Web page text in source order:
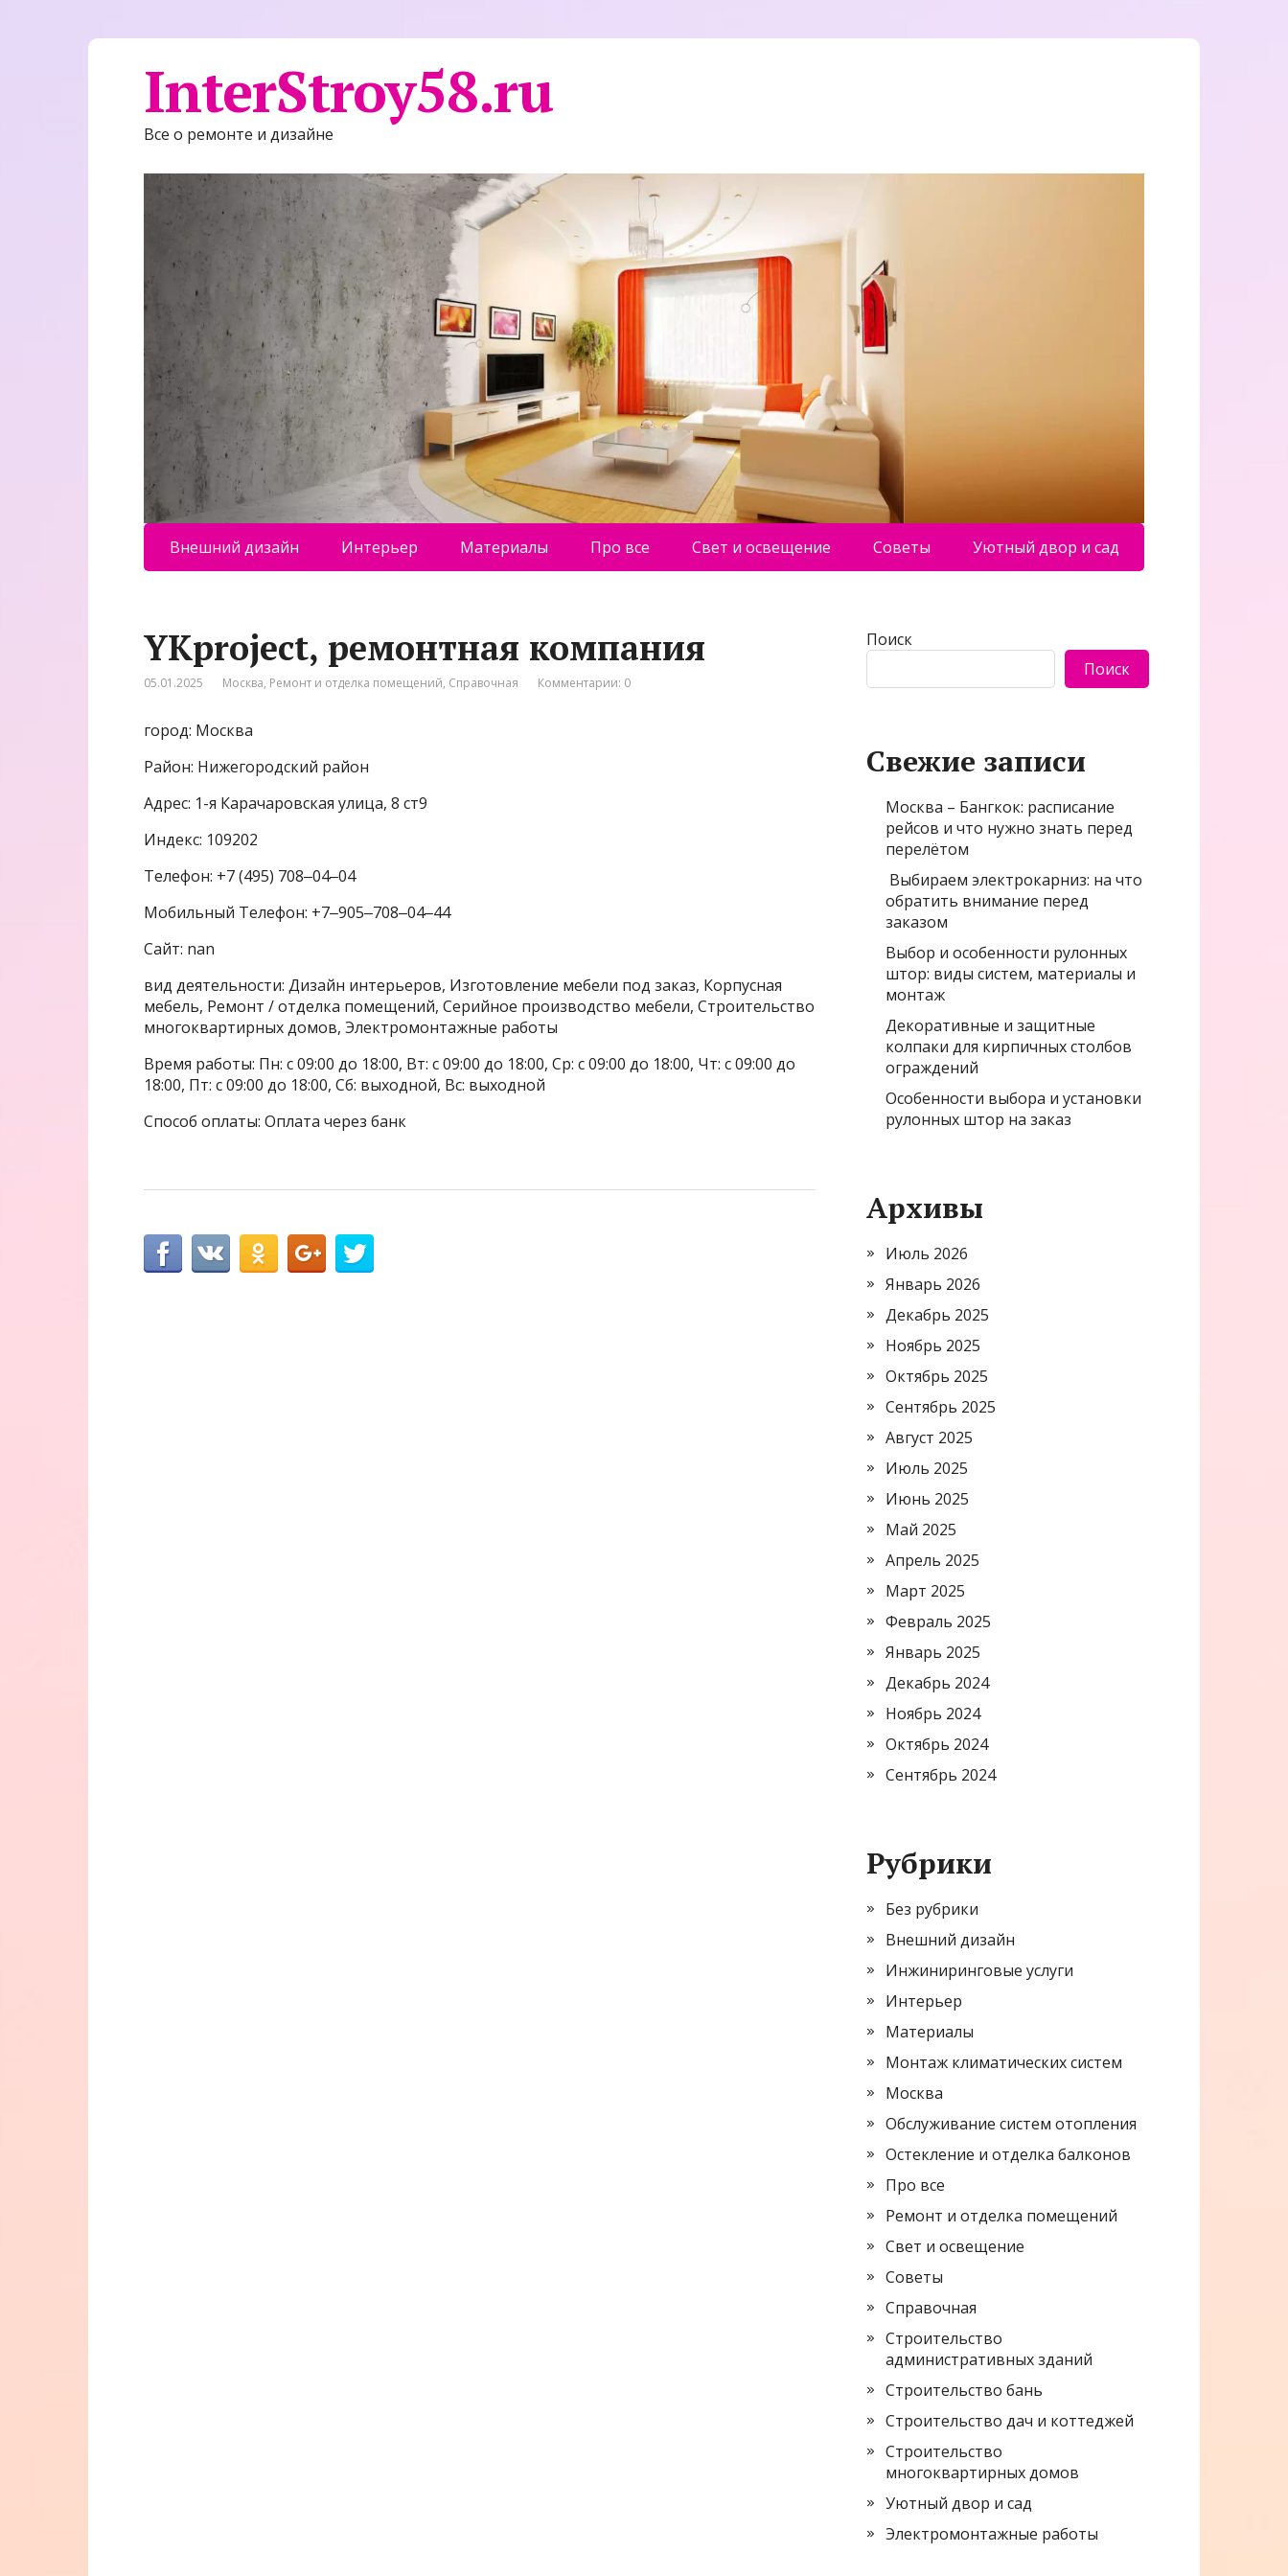
InterStroy58.ru
Все о ремонте и дизайне
Внешний дизайн Интерьер Материалы Про все Свет и освещение Советы Уютный двор и сад
YKproject, ремонтная компания
05.01.2025 Москва, Ремонт и отделка помещений, Справочная Комментарии: 0
город: Москва
Район: Нижегородский район
Адрес: 1-я Карачаровская улица, 8 ст9
Индекс: 109202
Телефон: +7 (495) 708‒04‒04
Мобильный Телефон: +7‒905‒708‒04‒44
Сайт: nan
вид деятельности: Дизайн интерьеров, Изготовление мебели под заказ, Корпусная
мебель, Ремонт / отделка помещений, Серийное производство мебели, Строительство
многоквартирных домов, Электромонтажные работы
Время работы: Пн: с 09:00 до 18:00, Вт: с 09:00 до 18:00, Ср: с 09:00 до 18:00, Чт: с 09:00 до
18:00, Пт: с 09:00 до 18:00, Сб: выходной, Вс: выходной
Способ оплаты: Оплата через банк
Поиск
Поиск
Свежие записи
Москва – Бангкок: расписание
рейсов и что нужно знать перед
перелётом
Выбираем электрокарниз: на что
обратить внимание перед
заказом
Выбор и особенности рулонных
штор: виды систем, материалы и
монтаж
Декоративные и защитные
колпаки для кирпичных столбов
ограждений
Особенности выбора и установки
рулонных штор на заказ
Архивы
Июль 2026
Январь 2026
Декабрь 2025
Ноябрь 2025
Октябрь 2025
Сентябрь 2025
Август 2025
Июль 2025
Июнь 2025
Май 2025
Апрель 2025
Март 2025
Февраль 2025
Январь 2025
Декабрь 2024
Ноябрь 2024
Октябрь 2024
Сентябрь 2024
Рубрики
Без рубрики
Внешний дизайн
Инжиниринговые услуги
Интерьер
Материалы
Монтаж климатических систем
Москва
Обслуживание систем отопления
Остекление и отделка балконов
Про все
Ремонт и отделка помещений
Свет и освещение
Советы
Справочная
Строительство
административных зданий
Строительство бань
Строительство дач и коттеджей
Строительство
многоквартирных домов
Уютный двор и сад
Электромонтажные работы